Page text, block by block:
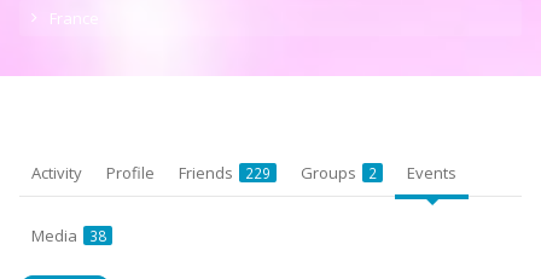
France
Activity Profile Friends 229 Groups 2 Events
Media 38